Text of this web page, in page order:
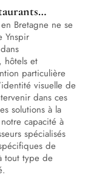
Bretagne ne se
Ynspir
hôtels et
particulière
visuelle de
dans ces
solutions à la
capacité à
spécialisés
de
tout type de